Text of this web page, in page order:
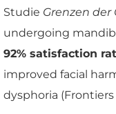
Studie Grenzen der
undergoing
92% satisfaction
improved facial
dysphoria (Frontiers